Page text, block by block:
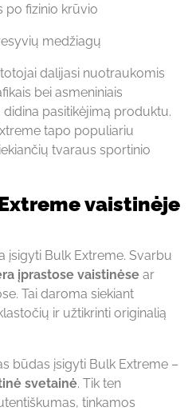
po fizinio krūvio
medžiagų
dalijasi nuotraukomis
bei asmeniniais
pasitikėjimą produktu.
tapo populiariu
tvaraus sportinio
vaistinėje
įsigyti Bulk Extreme. Svarbu
įprastose vaistinėse ar
Tai daroma siekiant
ir užtikrinti originalią
būdas įsigyti Bulk Extreme –
svetainė. Tik ten
tinkamos